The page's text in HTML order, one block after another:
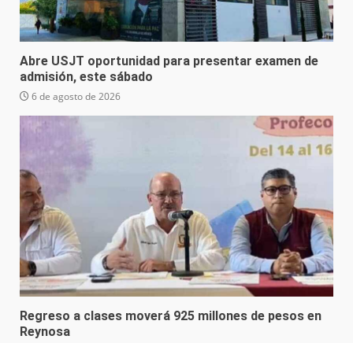
Abre USJT oportunidad para presentar examen de
admisión, este sábado
6 de agosto de 2026
Regreso a clases moverá 925 millones de pesos en
Reynosa